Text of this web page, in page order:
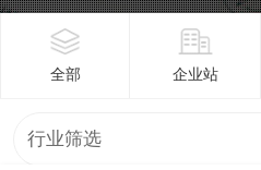
全部 企业站
行业筛选